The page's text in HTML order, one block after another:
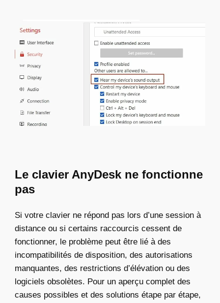
Le clavier AnyDesk ne fonctionne
pas
Si votre clavier ne répond pas lors d’une session à
distance ou si certains raccourcis cessent de
fonctionner, le problème peut être lié à des
incompatibilités de disposition, des autorisations
manquantes, des restrictions d’élévation ou des
logiciels obsolètes. Pour un aperçu complet des
causes possibles et des solutions étape par étape,